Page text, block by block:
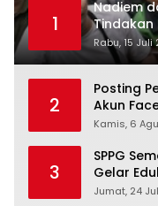
1
Nadiem
Tindakan
Rabu, 15 Juli
2
Posting
Akun
Kamis, 6
3
SPPG
Gelar
Peringati
Jumat, 24